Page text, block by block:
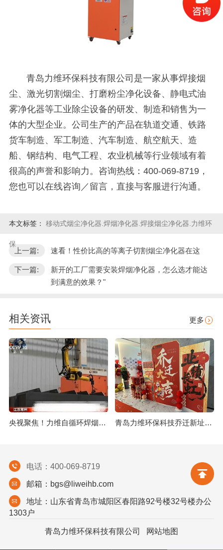
青岛力维环保科技有限公司是一家从事焊接烟
尘、激光切割烟尘、打磨粉尘净化设备、静电式油
雾净化器等工业除尘设备的研发、制造和销售为一
体的大型企业。公司生产的产品在轨道交通、铁路
货车制造、军工制造、汽车制造、航空航天、造
船、钢结构、电气工程、农业机械等行业领域有着
很高的声誉和影响力。咨询热线：400-069-8719，
您也可以在线咨询／留言，直接与客服进行沟通。
本文标签： 移动式烟尘净化器.焊烟净化器.焊接烟尘净化器.力维环
保
上一篇: 速看！性价比高的等离子切割烟尘净化器在这
下一篇:
新开的工厂需要安装焊烟净化器，怎么选才能达
到满意的效果？"
相关资讯 更多
央视聚焦！力维自循环焊烟净化器助力变压器巨头打造绿色智造新标杆 青岛力维环保科技乔迁新址：启航绿色发展新征程
电话：400-069-8719
邮箱：bgs@liweihb.com
地址：山东省青岛市城阳区春阳路92号楼32号楼办公
1303户
青岛力维环保科技有限公司 网站地图